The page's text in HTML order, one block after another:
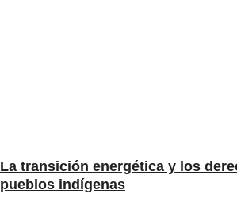
La transición energética y los
pueblos indígenas